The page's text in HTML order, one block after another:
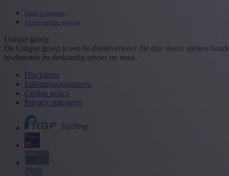
Onze kantoren
Veelgestelde vragen
Unique groep
De Unique groep is een hr-dienstverlener die drie sterke spelers
hr-diensten én deskundig advies op maat.
Disclaimer
Erkenningsnummers
Cookie policy
Privacy statement